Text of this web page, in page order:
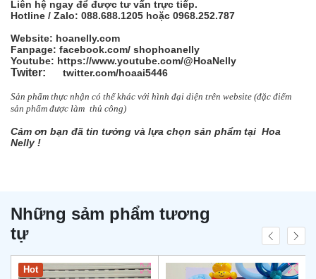
Liên hệ ngay để được tư vấn trực tiếp.
Hotline / Zalo: 088.688.1205 hoặc 0968.252.787
Website: hoanelly.com
Fanpage: facebook.com/ shophoanelly
Youtube: https://www.youtube.com/@HoaNelly
Twiter: twitter.com/hoaai5446
Sản phẩm thực nhận có thể khác với hình đại diện trên website (đặc điểm
sản phẩm được làm thủ công)
Cảm ơn bạn đã tin tưởng và lựa chọn sản phẩm tại Hoa
Nelly !
Những sảm phẩm tương
tự
Hot